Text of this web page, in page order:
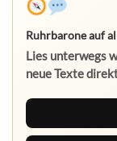
Ruhrbarone auf
Lies unterwegs
neue Texte